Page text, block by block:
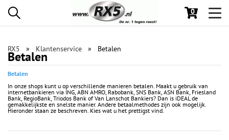
0
RX5 Klantenservice Betalen
Betalen
Betalen
In onze shops kunt u op verschillende manieren betalen. Maakt u gebruik van
internetbankieren via ING, ABN AMRO, Rabobank, SNS Bank, ASN Bank, Friesland
Bank, RegioBank, Triodos Bank of Van Lanschot Bankiers? Dan is iDEAL de
gemakkelijkste en snelste manier. Andere betaalmethodes zijn ook mogelijk.
Hieronder staan ze beschreven. Kies wat u het prettigst vind.